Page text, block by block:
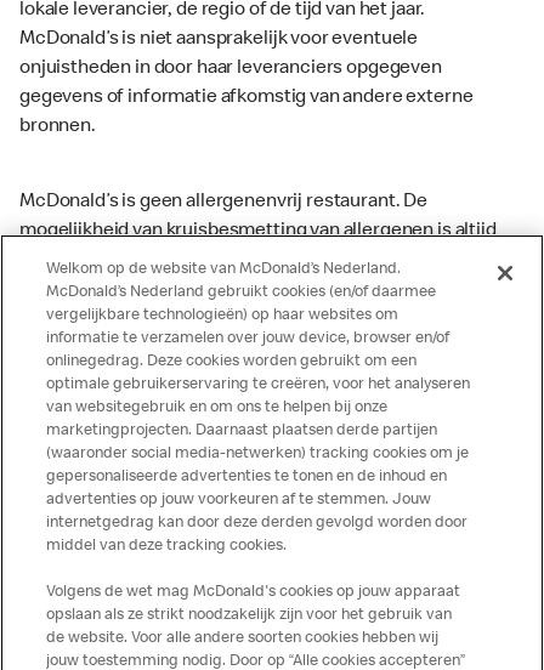
lokale leverancier, de regio of de tijd van het jaar.
McDonald’s is niet aansprakelijk voor eventuele
onjuistheden in door haar leveranciers opgegeven
gegevens of informatie afkomstig van andere externe
bronnen.
McDonald’s is geen allergenenvrij restaurant. De
mogelijkheid van kruisbesmetting van allergenen is altijd
aanwezig. McDonald’s kan zodoende niet garanderen dat
haar producten geen sporen van allergenen bevatten.
McDonald’s aanvaardt daarom geen aansprakelijkheid
indien een gast als gevolg van het binnenkrijgen van (een
spoor van) een allergeen lichamelijke klachten krijgt. Alle
producten kunnen sporen bevatten van dierlijke
ingrediënten. McDonald’s streeft er naar om de
voedingswaarde- en allergeneninformatie altijd up to date
te houden. De verstrekte informatie is alleen van
toepassing op de in Nederland verkochte producten. Voor
meer informatie over voedingswaarden en allergenen kijk
op de McDonald's website of in de McDonald’s App.
Publicatiefouten voorbehouden.
Welkom op de website van McDonald’s Nederland.
McDonald’s Nederland gebruikt cookies (en/of daarmee
vergelijkbare technologieën) op haar websites om
informatie te verzamelen over jouw device, browser en/of
onlinegedrag. Deze cookies worden gebruikt om een
optimale gebruikerservaring te creëren, voor het analyseren
van websitegebruik en om ons te helpen bij onze
marketingprojecten. Daarnaast plaatsen derde partijen
(waaronder social media-netwerken) tracking cookies om je
gepersonaliseerde advertenties te tonen en de inhoud en
advertenties op jouw voorkeuren af te stemmen. Jouw
internetgedrag kan door deze derden gevolgd worden door
middel van deze tracking cookies.
Volgens de wet mag McDonald's cookies op jouw apparaat
opslaan als ze strikt noodzakelijk zijn voor het gebruik van
de website. Voor alle andere soorten cookies hebben wij
jouw toestemming nodig. Door op “Alle cookies accepteren”